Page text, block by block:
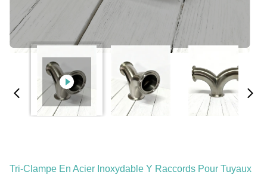
Tri-Clampe En Acier Inoxydable Y Raccords Pour Tuyaux